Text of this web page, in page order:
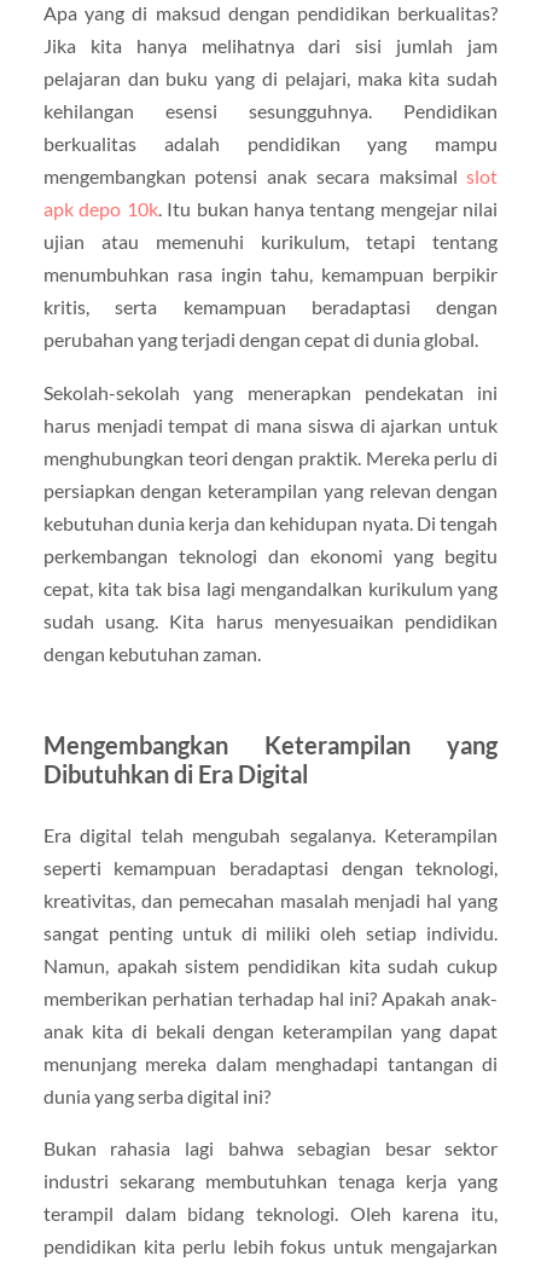
Apa yang di maksud dengan pendidikan berkualitas?
Jika kita hanya melihatnya dari sisi jumlah jam
pelajaran dan buku yang di pelajari, maka kita sudah
kehilangan esensi sesungguhnya. Pendidikan
berkualitas adalah pendidikan yang mampu
mengembangkan potensi anak secara maksimalslot
apk depo 10k. Itu bukan hanya tentang mengejar nilai
ujian atau memenuhi kurikulum, tetapi tentang
menumbuhkan rasa ingin tahu, kemampuan berpikir
kritis, serta kemampuan beradaptasi dengan
perubahan yang terjadi dengan cepat di dunia global.
Sekolah-sekolah yang menerapkan pendekatan ini
harus menjadi tempat di mana siswa di ajarkan untuk
menghubungkan teori dengan praktik. Mereka perlu di
persiapkan dengan keterampilan yang relevan dengan
kebutuhan dunia kerja dan kehidupan nyata. Di tengah
perkembangan teknologi dan ekonomi yang begitu
cepat, kita tak bisa lagi mengandalkan kurikulum yang
sudah usang. Kita harus menyesuaikan pendidikan
dengan kebutuhan zaman.
Mengembangkan Keterampilan yang
Dibutuhkan di Era Digital
Era digital telah mengubah segalanya. Keterampilan
seperti kemampuan beradaptasi dengan teknologi,
kreativitas, dan pemecahan masalah menjadi hal yang
sangat penting untuk di miliki oleh setiap individu.
Namun, apakah sistem pendidikan kita sudah cukup
memberikan perhatian terhadap hal ini? Apakah anak-
anak kita di bekali dengan keterampilan yang dapat
menunjang mereka dalam menghadapi tantangan di
dunia yang serba digital ini?
Bukan rahasia lagi bahwa sebagian besar sektor
industri sekarang membutuhkan tenaga kerja yang
terampil dalam bidang teknologi. Oleh karena itu,
pendidikan kita perlu lebih fokus untuk mengajarkan